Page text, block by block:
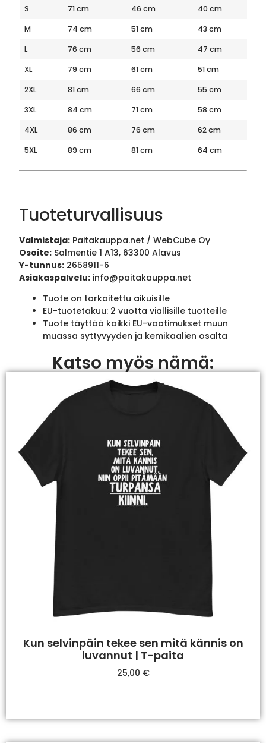
S 71 cm 46 cm
40 cm
M
74 cm 51 cm
43 cm
L
76 cm 56 cm
47 cm
XL
79 cm 61 cm
51 cm
2XL
81 cm 66 cm
55 cm
3XL
84 cm 71 cm
58 cm
4XL
86 cm 76 cm
62 cm
5XL
89 cm 81 cm 64 cm
Tuoteturvallisuus
Valmistaja: Paitakauppa.net / WebCube Oy
Osoite: Salmentie 1 A13, 63300 Alavus
Y-tunnus: 2658911-6
Asiakaspalvelu: info@paitakauppa.net
Tuote on tarkoitettu aikuisille
EU-tuotetakuu: 2 vuotta viallisille tuotteille
Tuote täyttää kaikki EU-vaatimukset muun
muassa syttyvyyden ja kemikaalien osalta
Katso myös nämä:
Kun selvinpäin tekee sen mitä kännis on
luvannut | T-paita
25,00 €